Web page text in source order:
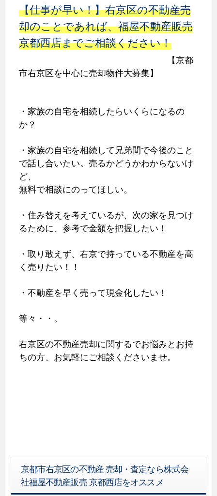
【仕事が早い！】右京区の不動産売
却のことであれば、福屋不動産販売
京都西店までご相談ください！
【京都
市右京区を中心に売却物件大募集】
・家族の自宅を相続したらいくらになるの
か？
・家族の自宅を相続して兄弟間で今後のこと
で話し合いたい。売るかどうかわからないけ
ど、
無料で相談にのってほしい。
・住み替えを考えているが、次の家を見つけ
るために、参考で金額を把握したい！
・取り敢えず、右京で持っている不動産を高
く売りたい！！
・不動産を早く売って現金化したい！
等々・・。
右京区の不動産売却に関するでお悩みとお持
ちの方、お気軽にご相談くださいませ。
京都市右京区の不動産 売却・査定なら株式会
社福屋不動産販売 京都西店をオススメ